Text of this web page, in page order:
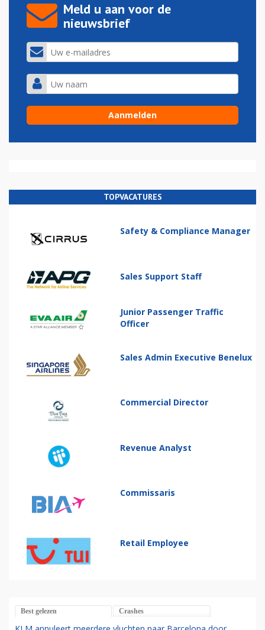
Meld u aan voor de
nieuwsbrief
TOPVACATURES
Safety & Compliance Manager
Sales Support Staff
Junior Passenger Traffic
Officer
Sales Admin Executive Benelux
Commercial Director
Revenue Analyst
Commissaris
Retail Employee
Best gelezen Crashes